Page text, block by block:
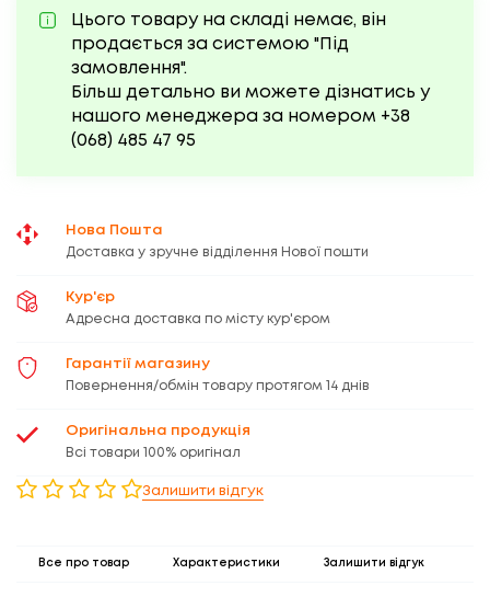
Цього товару на складі немає, він
продається за системою "Під
замовлення".
Більш детально ви можете дізнатись у
нашого менеджера за номером +38
(068) 485 47 95
Нова Пошта
Доставка у зручне відділення Нової пошти
Кур'єр
Адресна доставка по місту кур'єром
Гарантії магазину
Повернення/обмін товару протягом 14 днів
Оригінальна продукція
Всі товари 100% оригінал
Залишити відгук
Все про товар Характеристики Залишити відгук